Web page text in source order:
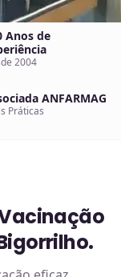
Anos de
2004
ANFARMAG
Práticas